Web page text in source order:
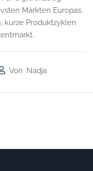
Märkten Europas.
kurze Produktzyklen
Von Nadja